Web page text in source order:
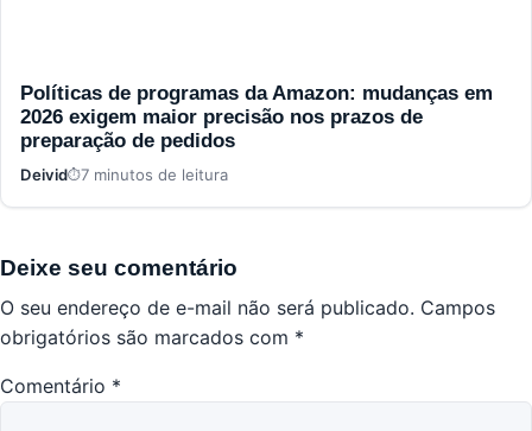
Políticas de programas da Amazon: mudanças em
2026 exigem maior precisão nos prazos de
preparação de pedidos
Deivid 7 minutos de leitura
Deixe seu comentário
O seu endereço de e-mail não será publicado. Campos
obrigatórios são marcados com *
Comentário *